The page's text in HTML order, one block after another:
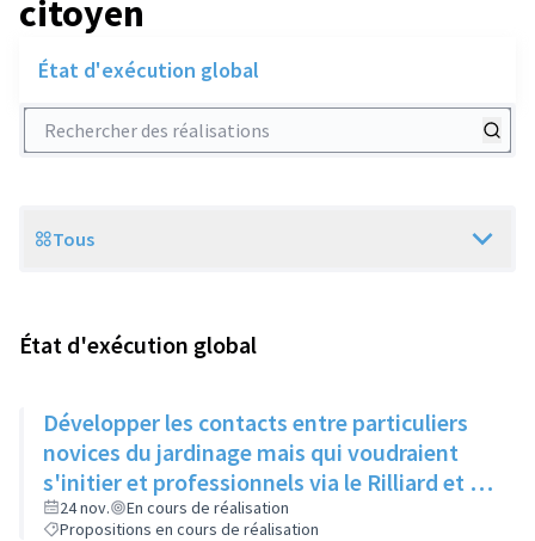
citoyen
État d'exécution global
Rechercher des réalisations
Scope
Tous
État d'exécution global
Développer les contacts entre particuliers
novices du jardinage mais qui voudraient
s'initier et professionnels via le Rilliard et la
Maison de la Vie Locale
24 nov.
En cours de réalisation
Propositions en cours de réalisation